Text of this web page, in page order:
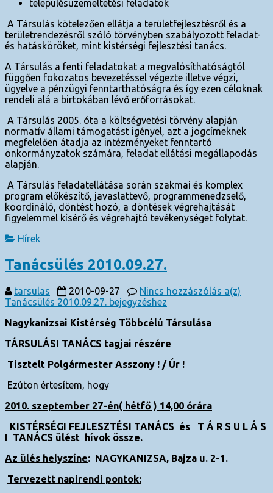
településüzemeltetési feladatok
A Társulás kötelezően ellátja a területfejlesztésről és a
területrendezésről szóló törvényben szabályozott feladat-
és hatásköröket, mint kistérségi fejlesztési tanács.
A Társulás a fenti feladatokat a megvalósíthatóságtól
függően fokozatos bevezetéssel végezte illetve végzi,
ügyelve a pénzügyi fenntarthatóságra és így ezen céloknak
rendeli alá a birtokában lévő erőforrásokat.
A Társulás 2005. óta a költségvetési törvény alapján
normatív állami támogatást igényel, azt a jogcímeknek
megfelelően átadja az intézményeket fenntartó
önkormányzatok számára, feladat ellátási megállapodás
alapján.
A Társulás feladatellátása során szakmai és komplex
program előkészítő, javaslattevő, programmenedzselő,
koordináló, döntést hozó, a döntések végrehajtását
figyelemmel kísérő és végrehajtó tevékenységet folytat.
Hírek
Tanácsülés 2010.09.27.
tarsulas 2010-09-27 Nincs hozzászólás a(z)
Tanácsülés 2010.09.27. bejegyzéshez
Nagykanizsai Kistérség Többcélú Társulása
TÁRSULÁSI TANÁCS tagjai részére
Tisztelt Polgármester Asszony ! / Úr !
Ezúton értesítem, hogy
2010. szeptember 27-én( hétfő ) 14,00 órára
KISTÉRSÉGI FEJLESZTÉSI TANÁCS és
T Á R S U L Á S
I TANÁCS ülést hívok össze.
Az ülés helyszíne: NAGYKANIZSA, Bajza u. 2-1.
Tervezett napirendi pontok: